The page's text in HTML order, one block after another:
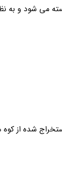
می شود و
شده از کوه